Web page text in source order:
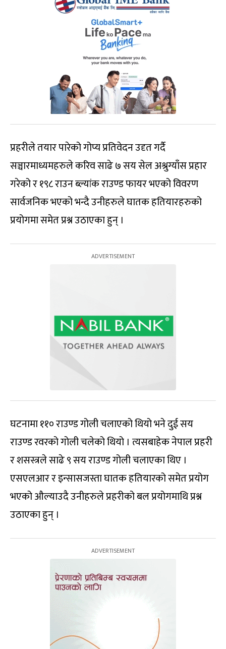
प्रहरीले तयार पारेको गोप्य प्रतिवेदन उदृत गर्दै
सञ्चारमाध्यमहरुले करिव साढे ७ सय सेल अश्रुग्याँस प्रहार
गरेको र १९८ राउन ब्ल्यांक राउण्ड फायर भएको विवरण
सार्वजनिक भएको भन्दै उनीहरुले घातक हतियारहरुको
प्रयोगमा समेत प्रश्न उठाएका हुन् ।
घटनामा ११० राउण्ड गोली चलाएको थियो भने दुई सय
राउण्ड रवरको गोली चलेको थियो । त्यसबाहेक नेपाल प्रहरी
र शसस्त्रले साढे ९ सय राउण्ड गोली चलाएका थिए ।
एसएलआर र इन्सासजस्ता घातक हतियारको समेत प्रयोग
भएको औल्याउदै उनीहरुले प्रहरीको बल प्रयोगमाथि प्रश्न
उठाएका हुन् ।